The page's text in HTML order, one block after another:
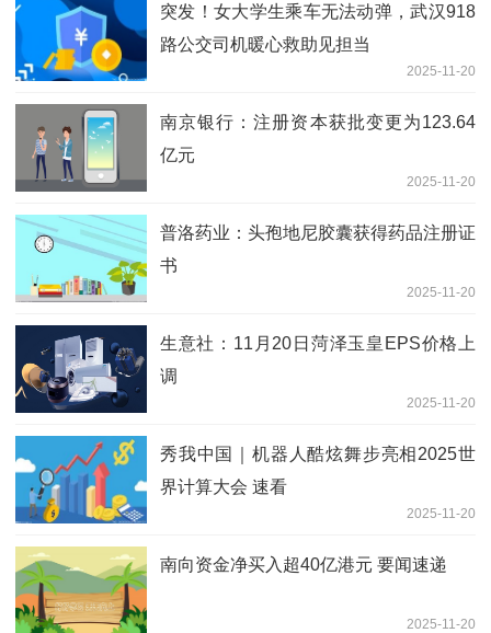
突发！女大学生乘车无法动弹，武汉918
路公交司机暖心救助见担当
2025-11-20
南京银行：注册资本获批变更为123.64
亿元
2025-11-20
普洛药业：头孢地尼胶囊获得药品注册证
书
2025-11-20
生意社：11月20日菏泽玉皇EPS价格上
调
2025-11-20
秀我中国｜机器人酷炫舞步亮相2025世
界计算大会 速看
2025-11-20
南向资金净买入超40亿港元 要闻速递
2025-11-20